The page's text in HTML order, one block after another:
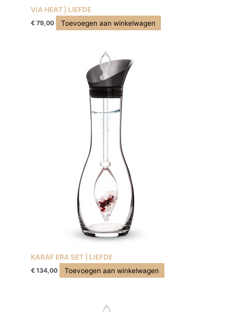
ViA HEAT | LIEFDE
€ 79,00 Toevoegen aan winkelwagen
KARAF ERA SET | LIEFDE
€ 134,00 Toevoegen aan winkelwagen